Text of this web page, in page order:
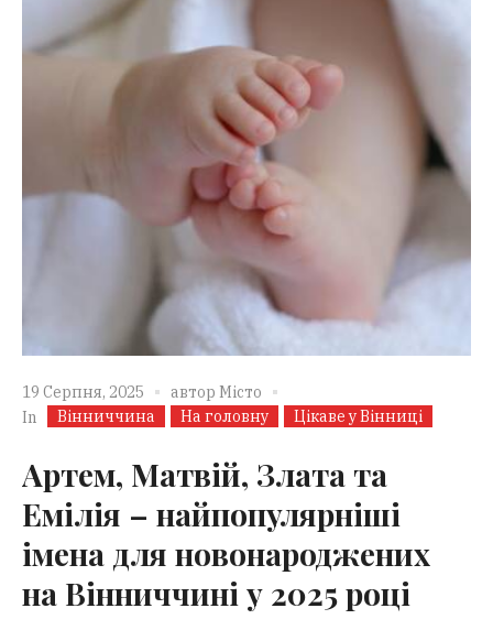
19 Серпня, 2025 автор Місто
In
Вінниччина На головну Цікаве у Вінниці
Артем, Матвій, Злата та
Емілія – найпопулярніші
імена для новонароджених
на Вінниччині у 2025 році